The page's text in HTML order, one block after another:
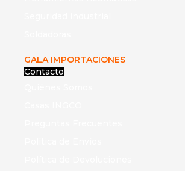
GALA IMPORTACIONES
Contacto